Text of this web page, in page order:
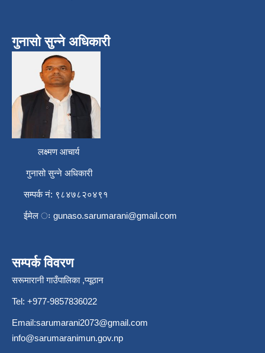
गुनासो सुन्ने अधिकारी
लक्ष्मण आचार्य
गुनासो सुन्ने अधिकारी
सम्पर्क नं: ९८४७८२०४९१
ईमेल ः gunaso.sarumarani@gmail.com
सम्पर्क विवरण
सरूमारानी गाउँपालिका ,प्यूठान
Tel: +977-9857836022
Email:sarumarani2073@gmail.com
info@sarumaranimun.gov.np